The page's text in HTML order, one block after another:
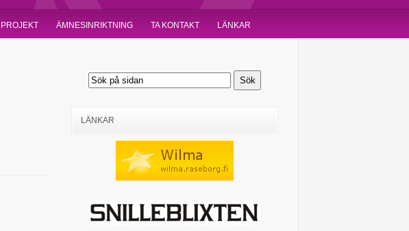
PROJEKT ÄMNESINRIKTNING TA KONTAKT LÄNKAR
LÄNKAR